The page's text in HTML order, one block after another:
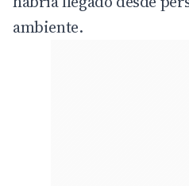
ambiente.